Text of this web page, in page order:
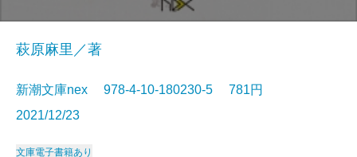
萩原麻里／著
新潮文庫nex 978-4-10-180230-5 781円
2021/12/23
文庫電子書籍あり